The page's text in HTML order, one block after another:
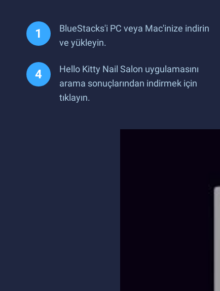
BlueStacks'i PC veya Mac'inize indirin
ve yükleyin.
Hello Kitty Nail Salon uygulamasını
arama sonuçlarından indirmek için
tıklayın.